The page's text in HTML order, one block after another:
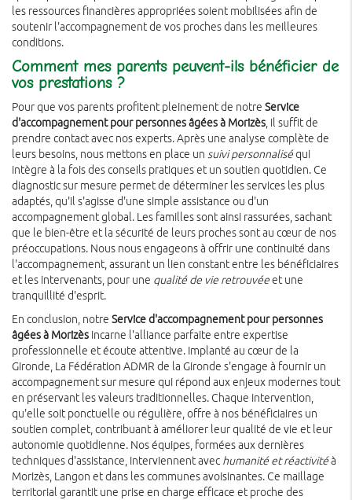
les ressources financières appropriées soient mobilisées afin de
soutenir l'accompagnement de vos proches dans les meilleures
conditions.
Comment mes parents peuvent-ils bénéficier de
vos prestations ?
Pour que vos parents profitent pleinement de notre Service
d'accompagnement pour personnes âgées à Morizès , il suffit de
prendre contact avec nos experts. Après une analyse complète de
leurs besoins, nous mettons en place un suivi personnaliséqui
intègre à la fois des conseils pratiques et un soutien quotidien. Ce
diagnostic sur mesure permet de déterminer les services les plus
adaptés, qu'il s'agisse d'une simple assistance ou d'un
accompagnement global. Les familles sont ainsi rassurées, sachant
que le bien-être et la sécurité de leurs proches sont au cœur de nos
préoccupations. Nous nous engageons à offrir une continuité dans
l'accompagnement, assurant un lien constant entre les bénéficiaires
et les intervenants, pour une qualité de vie retrouvéeet une
tranquillité d'esprit.
En conclusion, notre Service d'accompagnement pour personnes
âgées à Morizès incarne l'alliance parfaite entre expertise
professionnelle et écoute attentive. Implanté au cœur de la
Gironde, La Fédération ADMR de la Gironde s'engage à fournir un
accompagnement sur mesure qui répond aux enjeux modernes tout
en préservant les valeurs traditionnelles. Chaque intervention,
qu'elle soit ponctuelle ou régulière, offre à nos bénéficiaires un
soutien complet, contribuant à améliorer leur qualité de vie et leur
autonomie quotidienne. Nos équipes, formées aux dernières
techniques d'assistance, interviennent avec humanité et réactivitéà
Morizès, Langon et dans les communes avoisinantes. Ce maillage
territorial garantit une prise en charge efficace et proche des